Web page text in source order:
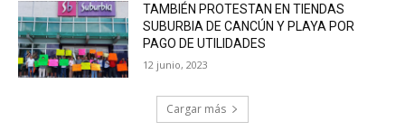
TAMBIÉN PROTESTAN EN TIENDAS
SUBURBIA DE CANCÚN Y PLAYA POR
PAGO DE UTILIDADES
12 junio, 2023
Cargar más